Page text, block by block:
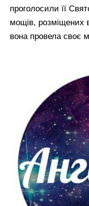
проголосили її
мощів, розміщених
вона провела своє